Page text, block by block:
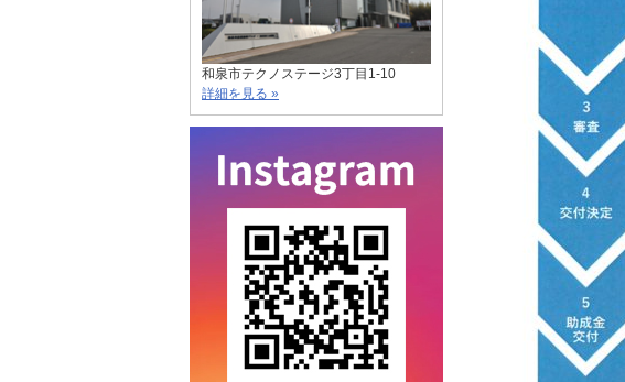
和泉市テクノステージ3丁目1-10
詳細を見る »